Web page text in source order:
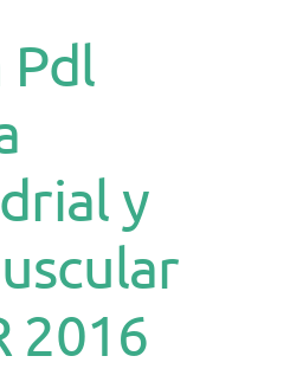
Pdl
y
2016